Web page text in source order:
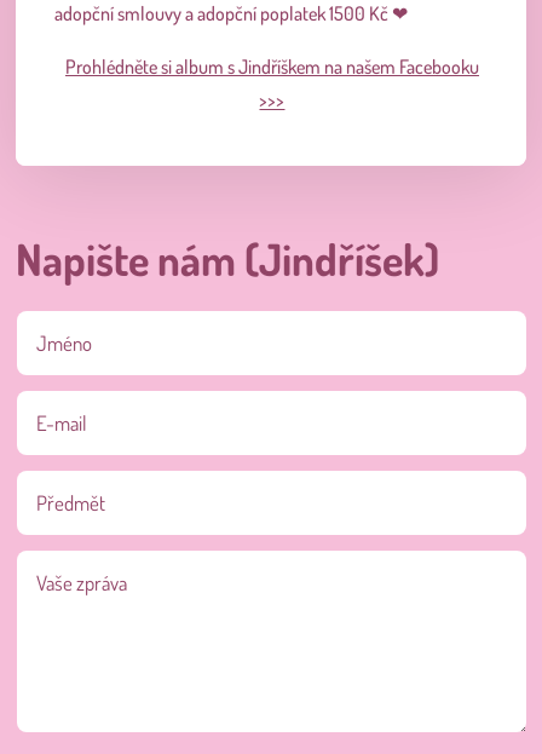
adopční smlouvy a adopční poplatek 1500 Kč ❤
Prohlédněte si album s Jindříškem na našem Facebooku
>>>
Napište nám (Jindříšek)